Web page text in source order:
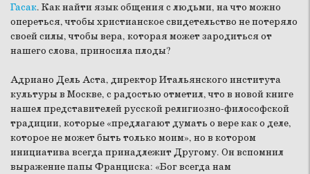
Гасак. Как найти язык общения с людьми, на что можно
опереться, чтобы христианское свидетельство не потеряло
своей силы, чтобы вера, которая может зародиться от
нашего слова, приносила плоды?
Адриано Дель Аста, директор Итальянского института
культуры в Москве, с радостью отметил, что в новой книге
нашел представителей русской религиозно-философской
традиции, которые «предлагают думать о вере как о деле,
которое не может быть только моим», но в котором
инициатива всегда принадлежит Другому. Он вспомнил
выражение папы Франциска: «Бог всегда нам